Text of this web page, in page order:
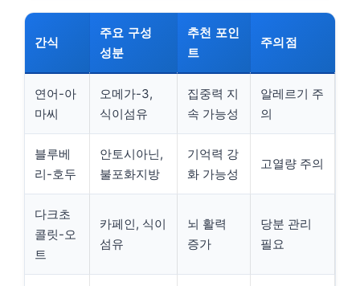
간식
주요 구성
성분
추천 포인
트
주의점
연어-아
마씨
오메가-3,
식이섬유
집중력 지
속 가능성
알레르기 주
의
블루베
리-호두
안토시아닌,
불포화지방
기억력 강
화 가능성
고열량 주의
다크초
콜릿-오
트
카페인, 식이
섬유
뇌 활력
증가
당분 관리
필요